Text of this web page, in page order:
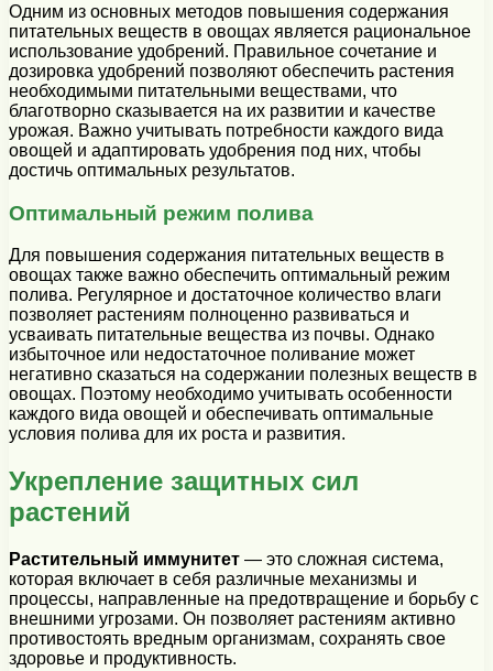
Одним из основных методов повышения содержания
питательных веществ в овощах является рациональное
использование удобрений. Правильное сочетание и
дозировка удобрений позволяют обеспечить растения
необходимыми питательными веществами, что
благотворно сказывается на их развитии и качестве
урожая. Важно учитывать потребности каждого вида
овощей и адаптировать удобрения под них, чтобы
достичь оптимальных результатов.
Оптимальный режим полива
Для повышения содержания питательных веществ в
овощах также важно обеспечить оптимальный режим
полива. Регулярное и достаточное количество влаги
позволяет растениям полноценно развиваться и
усваивать питательные вещества из почвы. Однако
избыточное или недостаточное поливание может
негативно сказаться на содержании полезных веществ в
овощах. Поэтому необходимо учитывать особенности
каждого вида овощей и обеспечивать оптимальные
условия полива для их роста и развития.
Укрепление защитных сил
растений
Растительный иммунитет — это сложная система,
которая включает в себя различные механизмы и
процессы, направленные на предотвращение и борьбу с
внешними угрозами. Он позволяет растениям активно
противостоять вредным организмам, сохранять свое
здоровье и продуктивность.